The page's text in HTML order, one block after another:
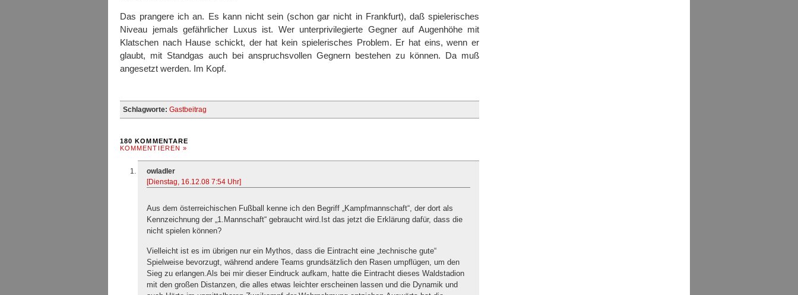
Das prangere ich an. Es kann nicht sein (schon gar nicht in Frankfurt), daß spielerisches
Niveau jemals gefährlicher Luxus ist. Wer unterprivilegierte Gegner auf Augenhöhe mit
Klatschen nach Hause schickt, der hat kein spielerisches Problem. Er hat eins, wenn er
glaubt, mit Standgas auch bei anspruchsvollen Gegnern bestehen zu können. Da muß
angesetzt werden. Im Kopf.
Schlagworte: Gastbeitrag
180 KOMMENTARE
KOMMENTIEREN »
owladler
[Dienstag, 16.12.08 7:54 Uhr]
Aus dem österreichischen Fußball kenne ich den Begriff „Kampfmannschaft“, der dort als
Kennzeichnung der „1.Mannschaft“ gebraucht wird.Ist das jetzt die Erklärung dafür, dass die
nicht spielen können?
Vielleicht ist es im übrigen nur ein Mythos, dass die Eintracht eine „technische gute“
Spielweise bevorzugt, während andere Teams grundsätzlich den Rasen umpflügen, um den
Sieg zu erlangen.Als bei mir dieser Eindruck aufkam, hatte die Eintracht dieses Waldstadion
mit den großen Distanzen, die alles etwas leichter erscheinen lassen und die Dynamik und